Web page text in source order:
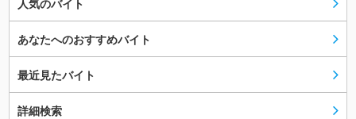
人気のバイト
あなたへのおすすめバイト
最近見たバイト
詳細検索